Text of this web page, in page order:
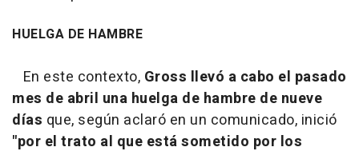
HUELGA DE HAMBRE
En este contexto, Gross llevó a cabo el pasado
mes de abril una huelga de hambre de nueve
días que, según aclaró en un comunicado, inició
"por el trato al que está sometido por los